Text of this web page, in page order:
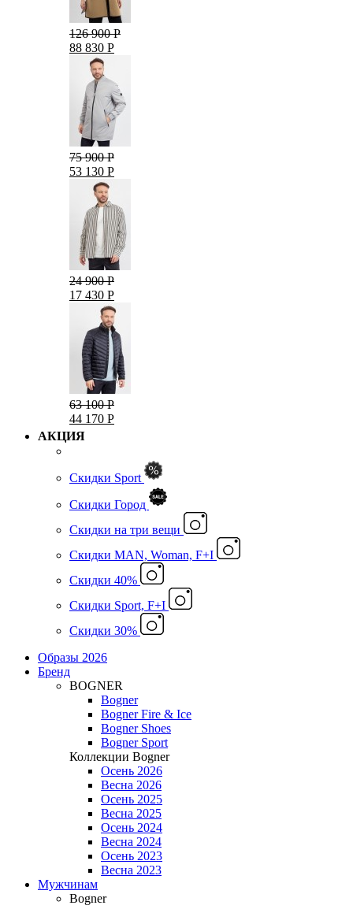
126 900 Р
88 830 Р
75 900 Р
53 130 Р
24 900 Р
17 430 Р
63 100 Р
44 170 Р
АКЦИЯ
Скидки Sport
Скидки Город
Cкидки на три вещи
Скидки MAN, Woman, F+I
Скидки 40%
Скидки Sport, F+I
Скидки 30%
Образы 2026
Бренд
BOGNER
Bogner
Bogner Fire & Ice
Bogner Shoes
Bogner Sport
Коллекции Bogner
Осень 2026
Весна 2026
Осень 2025
Весна 2025
Осень 2024
Весна 2024
Осень 2023
Весна 2023
Мужчинам
Bogner